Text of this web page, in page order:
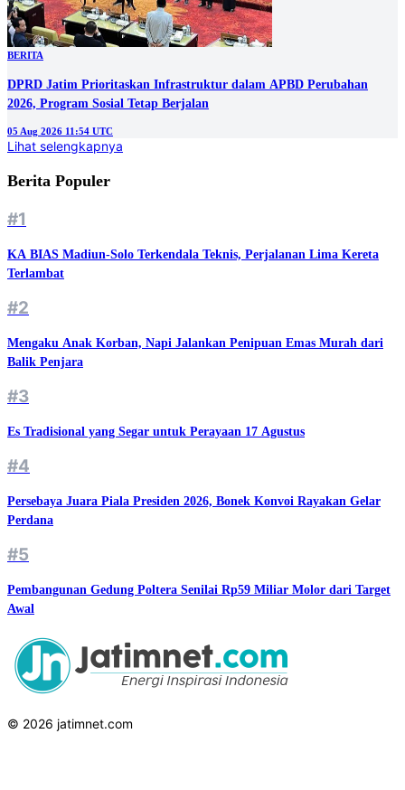
BERITA
DPRD Jatim Prioritaskan Infrastruktur dalam APBD Perubahan
2026, Program Sosial Tetap Berjalan
05 Aug 2026 11:54 UTC
Lihat selengkapnya
Berita Populer
#1
KA BIAS Madiun-Solo Terkendala Teknis, Perjalanan Lima Kereta
Terlambat
#2
Mengaku Anak Korban, Napi Jalankan Penipuan Emas Murah dari
Balik Penjara
#3
Es Tradisional yang Segar untuk Perayaan 17 Agustus
#4
Persebaya Juara Piala Presiden 2026, Bonek Konvoi Rayakan Gelar
Perdana
#5
Pembangunan Gedung Poltera Senilai Rp59 Miliar Molor dari Target
Awal
© 2026 jatimnet.com